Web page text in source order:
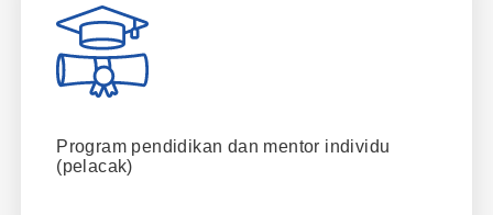
Program pendidikan dan mentor individu
(pelacak)